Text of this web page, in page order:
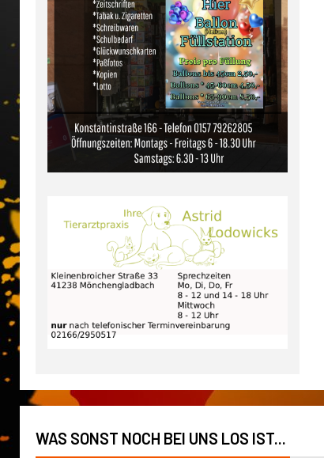
WAS SONST NOCH BEI UNS LOS IST...